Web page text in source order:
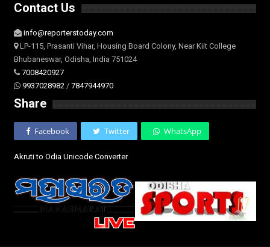
Contact Us
info@reporterstoday.com
LP-115, Prasanti Vihar, Housing Board Colony, Near Kiit College
Bhubaneswar, Odisha, India 751024
7008420927
9937028982 / 7847944970
Share
Facebook Twitter WhatsApp
Akruti to Odia Unicode Converter